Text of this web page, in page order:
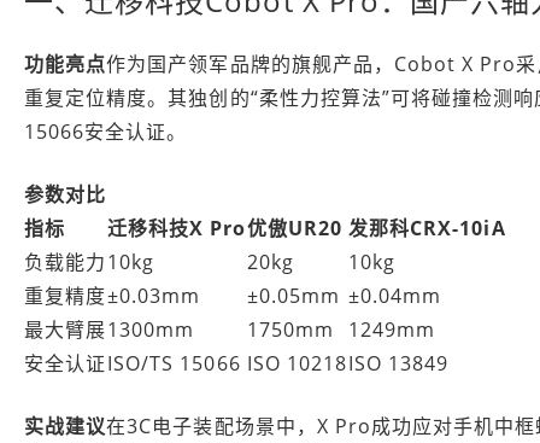
功能亮点作为国产领军品牌的旗舰产品，Cobot X Pro
重复定位精度。其独创的“柔性力控算法”可将碰撞检测
15066安全认证。
参数对比
指标
迁移科技X Pro优傲UR20 发那科CRX-10iA
负载能力10kg 20kg
10kg
重复精度±0.03mm ±0.05mm ±0.04mm
最大臂展1300mm 1750mm
1249mm
安全认证ISO/TS 15066 ISO 10218ISO 13849
实战建议在3C电子装配场景中，X Pro成功应对手机中